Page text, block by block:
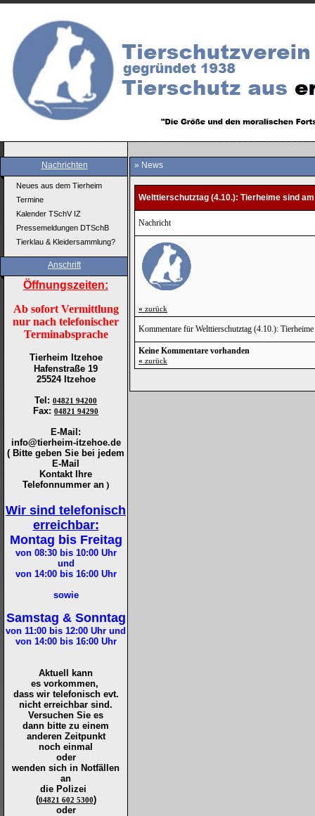
Nachrichten
Neues aus dem Tierheim
Termine
Kalender TSchV IZ
Pressemeldungen DTSchB
Tierklau & Kleidersammlung?
Anschrift
Öffnungszeiten:
Ab sofort Vermittlung
nur nach telefonischer
Terminabsprache
Tierheim Itzehoe
Hafenstraße 19
25524 Itzehoe
Tel : 04821 94200
Fax: 04821 94290
E-Mail:
info@tierheim-itzehoe.de
( Bitte geben Sie bei jedem
E-Mail
Kontakt Ihre
Telefonnummer an )
Wir sind telefonisch
erreichbar:
Montag bis Freitag
von 08:30 bis 10:00Uhr
und
von 14:00 bis 16:00Uhr
sowie
Samstag & Sonntag
von 11:00 bis 12:00 Uhr und
von 14:00 bis 16:00Uhr
Aktuell kann
es vorkommen,
dass wir telefonisch evt.
nicht erreichbar sind.
Versuchen Sie es
dann bitte zu einem
anderen Zeitpunkt
noch einmal
oder
wenden sich in Notfällen
an
die Polizei
(04821 602 5300)
oder
» News
Welttierschutztag (4.10.): Tierheime sind
Nachricht
« zurück
Kommentare für Welttierschutztag (4.10.):
Keine Kommentare vorhanden
« zurück